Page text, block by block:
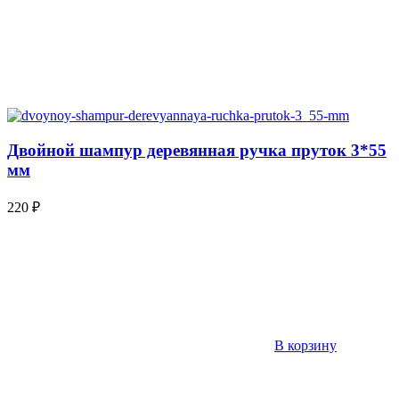
Двойной шампур деревянная ручка пруток 3*55
мм
220 ₽
В корзину